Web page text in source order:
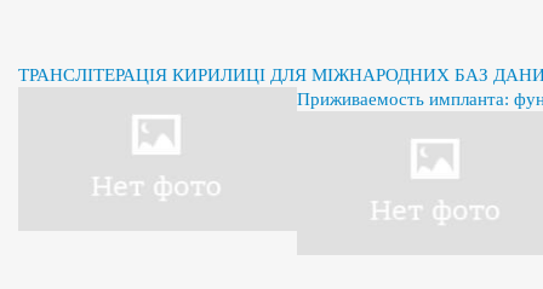
ТРАНСЛІТЕРАЦІЯ КИРИЛИЦІ ДЛЯ МІЖНАРОДНИХ БАЗ
Приживаемость импланта: